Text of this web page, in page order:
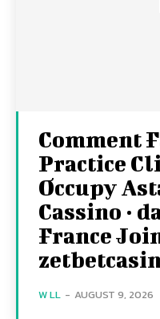
Comment
Practice
Occupy
Cassino ·
France
W LL - AUGUST 9, 2026